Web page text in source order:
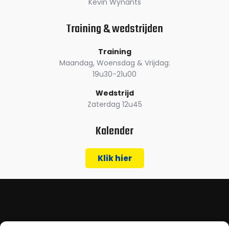
Kevin Wynants
Training & wedstrijden
Training
Maandag, Woensdag & Vrijdag:
19u30-21u00
Wedstrijd
Zaterdag 12u45
Kalender
Klik hier